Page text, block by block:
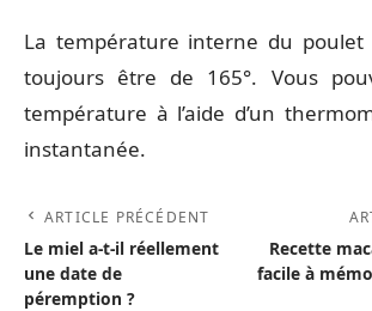
La température interne du poulet
toujours être de 165°. Vous
température à l’aide d’un
instantanée.
ARTICLE PRÉCÉDENT
Le miel a-t-il réellement
une date de
péremption ?
Recette
facile à